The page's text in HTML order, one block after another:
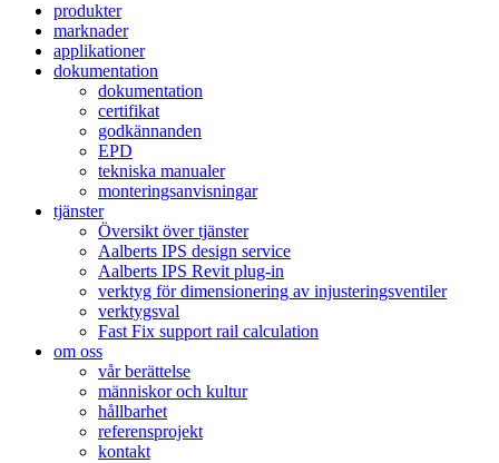
produkter
marknader
applikationer
dokumentation
dokumentation
certifikat
godkännanden
EPD
tekniska manualer
monteringsanvisningar
tjänster
Översikt över tjänster
Aalberts IPS design service
Aalberts IPS Revit plug-in
verktyg för dimensionering av injusteringsventiler
verktygsval
Fast Fix support rail calculation
om oss
vår berättelse
människor och kultur
hållbarhet
referensprojekt
kontakt